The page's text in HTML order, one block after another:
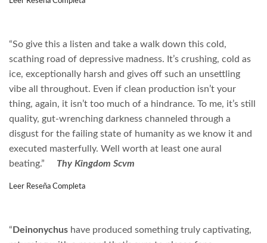
“So give this a listen and take a walk down this cold,
scathing road of depressive madness. It’s crushing, cold as
ice, exceptionally harsh and gives off such an unsettling
vibe all throughout. Even if clean production isn’t your
thing, again, it isn’t too much of a hindrance. To me, it’s still
quality, gut-wrenching darkness channeled through a
disgust for the failing state of humanity as we know it and
executed masterfully. Well worth at least one aural
beating.”
Thy Kingdom Scvm
Leer Reseña Completa
“ Deinonychus have produced something truly captivating,